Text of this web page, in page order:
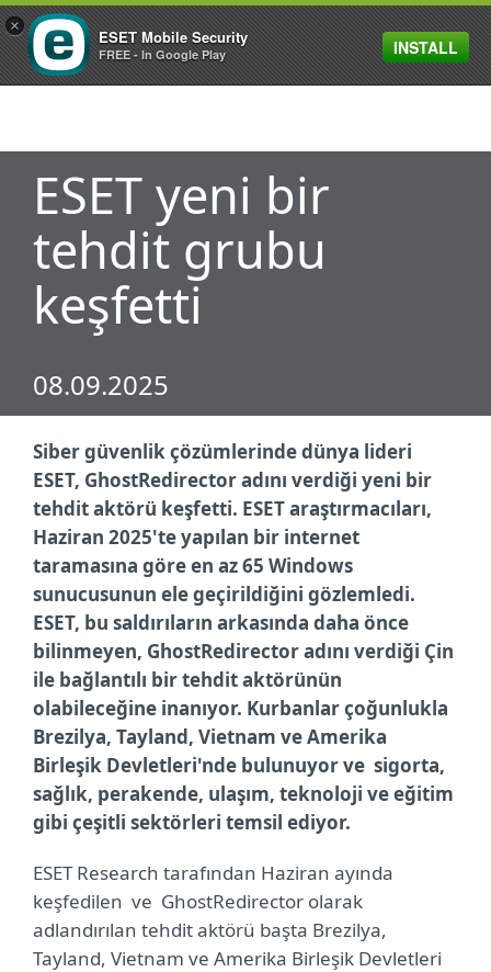
MENU
ESET yeni bir
tehdit grubu
keşfetti
08.09.2025
Siber güvenlik çözümlerinde dünya lideri
ESET, GhostRedirector adını verdiği yeni bir
tehdit aktörü keşfetti. ESET araştırmacıları,
Haziran 2025'te yapılan bir internet
taramasına göre en az 65 Windows
sunucusunun ele geçirildiğini gözlemledi.
ESET, bu saldırıların arkasında daha önce
bilinmeyen, GhostRedirector adını verdiği Çin
ile bağlantılı bir tehdit aktörünün
olabileceğine inanıyor. Kurbanlar çoğunlukla
Brezilya, Tayland, Vietnam ve Amerika
Birleşik Devletleri'nde bulunuyor ve sigorta,
sağlık, perakende, ulaşım, teknoloji ve eğitim
gibi çeşitli sektörleri temsil ediyor.
ESET Research tarafından Haziran ayında
keşfedilen ve GhostRedirector olarak
adlandırılan tehdit aktörü başta Brezilya,
Tayland, Vietnam ve Amerika Birleşik Devletleri
×
ESET Mobile Security
FREE - In Google Play INSTALL